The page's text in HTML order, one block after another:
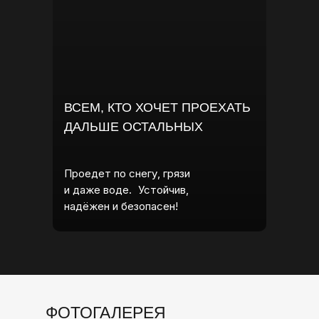
ВСЕМ, КТО ХОЧЕТ ПРОЕХАТЬ
ДАЛЬШЕ ОСТАЛЬНЫХ
Проедет по снегу, грязи
и даже воде. Устойчив,
надёжен и безопасен!
ФОТОГАЛЕРЕЯ